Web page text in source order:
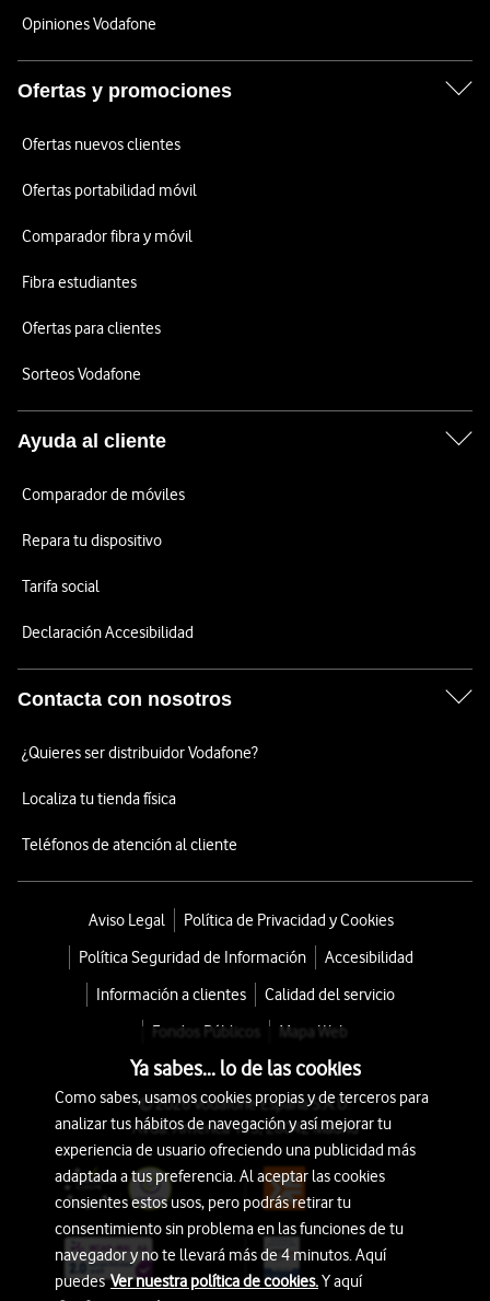
Opiniones Vodafone
Ofertas y promociones
Ofertas nuevos clientes
Ofertas portabilidad móvil
Comparador fibra y móvil
Fibra estudiantes
Ofertas para clientes
Sorteos Vodafone
Ayuda al cliente
Comparador de móviles
Repara tu dispositivo
Tarifa social
Declaración Accesibilidad
Contacta con nosotros
¿Quieres ser distribuidor Vodafone?
Localiza tu tienda física
Teléfonos de atención al cliente
Aviso Legal
Política de Privacidad y Cookies
Política Seguridad de Información
Accesibilidad
Información a clientes
Calidad del servicio
Fondos Públicos
Mapa Web
© 2026 Vodafone España S.A.U.
Avda. América 115, 28042 Madrid
Ya sabes... lo de las cookies
Como sabes, usamos cookies propias y de terceros para
analizar tus hábitos de navegación y así mejorar tu
experiencia de usuario ofreciendo una publicidad más
adaptada a tus preferencia. Al aceptar las cookies
consientes estos usos, pero podrás retirar tu
consentimiento sin problema en las funciones de tu
navegador y no te llevará más de 4 minutos. Aquí
puedesVer nuestra política de cookies.Y aquí